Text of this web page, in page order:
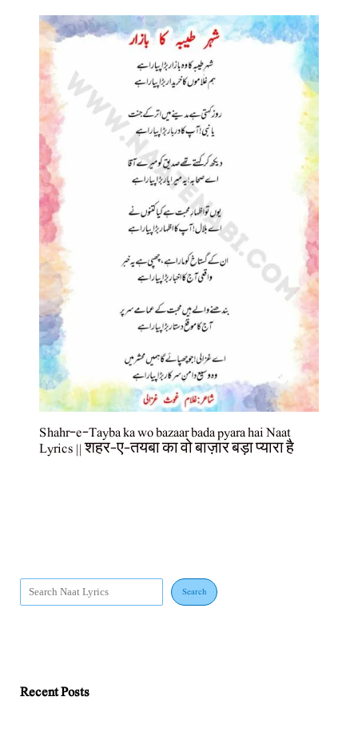
Shahr-e-Tayba ka wo bazaar bada pyara hai Naat
Lyrics || शहर-ए-तयबा का वो बाज़ार बड़ा प्यारा है
Search
Recent Posts